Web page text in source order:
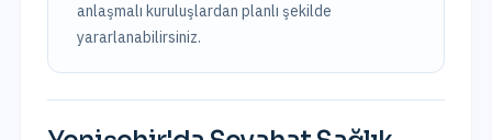
anlaşmalı kuruluşlardan planlı şekilde
yararlanabilirsiniz.